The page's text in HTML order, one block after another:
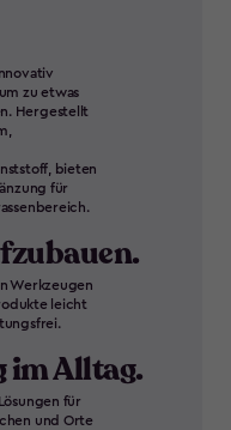
zu etwas
Hergestellt
bieten
für
Werkzeugen
leicht
im Alltag.
für
und Orte